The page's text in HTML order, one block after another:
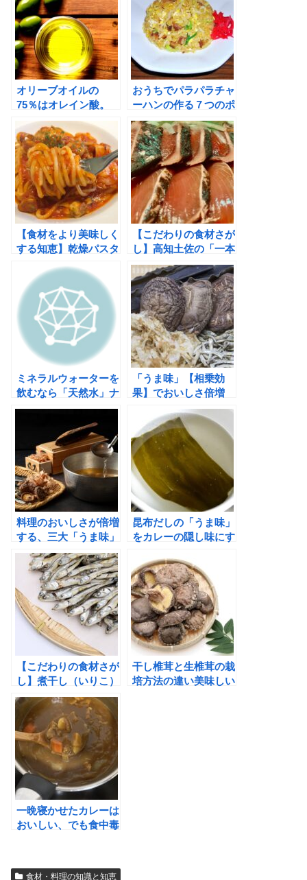
オリーブオイルの
75％はオレイン酸。
生活習慣病予防と美肌
効果！
おうちでパラパラチャ
ーハンの作る７つのポ
イント 色々試した結
果この方法がベスト！
【食材をより美味しく
する知恵】乾燥パスタ
「もちもち」にさせる
方法
【こだわりの食材さが
し】高知土佐の「一本
釣り漁のカツオ」の刺
身・タタキ・本枯れ節
が格別うまい理由
ミネラルウォーターを
飲むなら「天然水」ナ
チュラルウオーターサ
ーバーがおすすめ！
「うま味」【相乗効
果】でおいしさ倍増
「昆布 ✕ 干し椎茸」
のだしの取り方と出し
殻料理
料理のおいしさが倍増
する、三大「うま味」
成分が多い食材は？
昆布だしの「うま味」
をカレーの隠し味にす
が増し絶品カレーに！
【こだわりの食材さが
し】煮干し（いりこ）
生臭さ苦みのない美味
しい出汁の取り方
干し椎茸と生椎茸の栽
培方法の違い美味しい
一晩寝かせたカレーは
おいしい、でも食中毒
食材・料理の知識と知恵